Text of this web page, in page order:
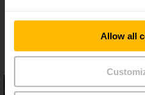
Allow all